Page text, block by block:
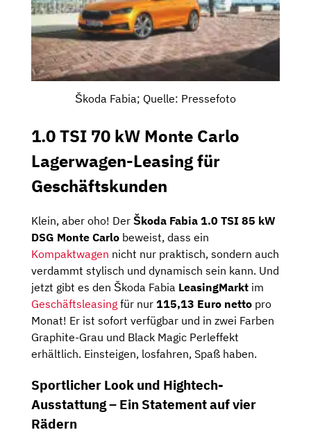
Škoda Fabia; Quelle: Pressefoto
1.0 TSI 70 kW Monte Carlo
Lagerwagen-Leasing für
Geschäftskunden
Klein, aber oho! Der Škoda Fabia 1.0 TSI 85 kW
DSG Monte Carlo beweist, dass ein
Kompaktwagen nicht nur praktisch, sondern auch
verdammt stylisch und dynamisch sein kann. Und
jetzt gibt es den Škoda Fabia LeasingMarkt im
Geschäftsleasing für nur 115,13 Euro netto pro
Monat! Er ist sofort verfügbar und in zwei Farben
Graphite-Grau und Black Magic Perleffekt
erhältlich. Einsteigen, losfahren, Spaß haben.
Sportlicher Look und Hightech-
Ausstattung – Ein Statement auf vier
Rädern